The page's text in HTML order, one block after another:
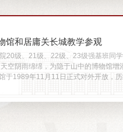
馆和居庸关长城教学参观
20级、21级、22级、23级强基班同
于1989年11月11日正式对外开放，历